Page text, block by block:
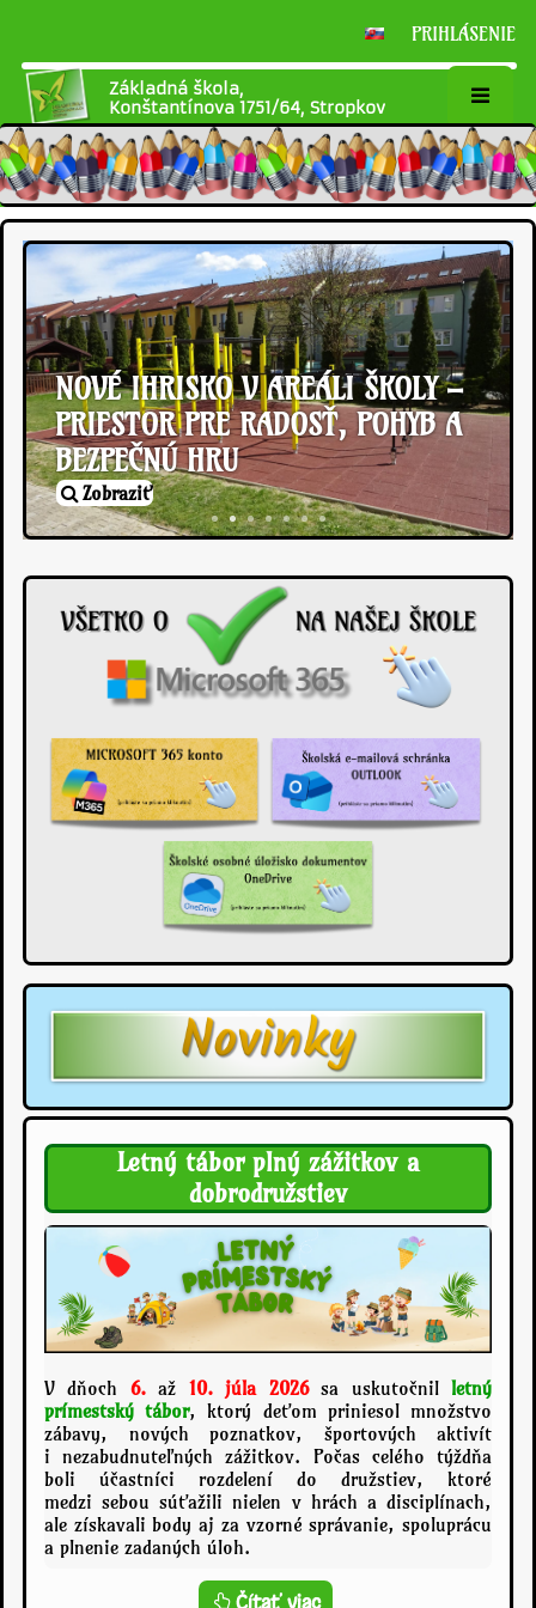
PRIHLÁSENIE
Základná škola,
Konštantínova 1751/64, Stropkov
Domov
NOVÉ IHRISKO V AREÁLI ŠKOLY –
PRIESTOR PRE RADOSŤ, POHYB A
BEZPEČNÚ HRU
Zobraziť
Letný tábor plný zážitkov a
dobrodružstiev
V dňoch 6.až 10. júla 2026sa uskutočnilletný
prímestský tábor, ktorý deťom priniesol množstvo
zábavy, nových poznatkov, športových aktivít
i nezabudnuteľných zážitkov. Počas celého týždňa
boli účastníci rozdelení do družstiev, ktoré
medzi sebou súťažili nielen v hrách a disciplínach,
ale získavali body aj za vzorné správanie, spoluprácu
a plnenie zadaných úloh.
L
Čítať viac